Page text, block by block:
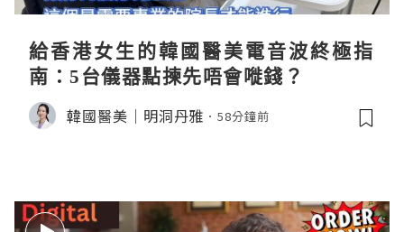
給香港女生的韓國醫美電音波終極指
南：5台儀器點揀先唔會嘥錢？
韓國醫美｜明洞丹雅 58分鐘前